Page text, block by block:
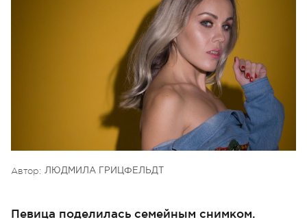
Автор: ЛЮДМИЛА ГРИЦФЕЛЬДТ
Певица поделилась семейным снимком.